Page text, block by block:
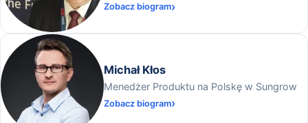
Zobacz biogram
Michał Kłos
Menedżer Produktu na Polskę w Sungrow
Zobacz biogram